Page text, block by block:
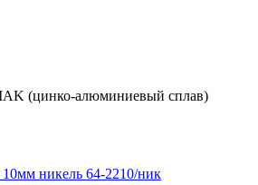
(цинко-алюминиевый сплав)
10мм никель 64-2210/ник